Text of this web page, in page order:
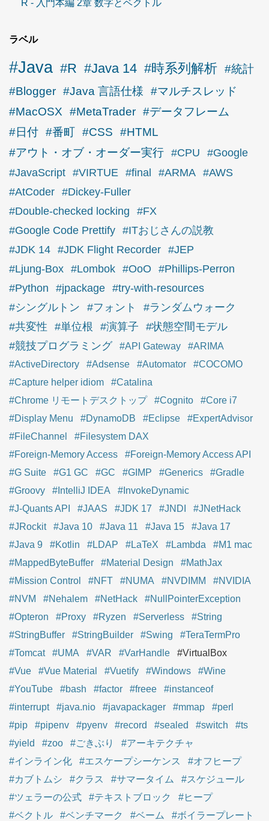
R - 入門本編 2章 数字とベクトル
ラベル
#Java #R #Java 14 #時系列解析 #統計
#Blogger #Java 言語仕様
#マルチスレッド
#MacOSX
#MetaTrader #データフレーム
#日付 #番町 #CSS
#HTML
#アウト・オブ・オーダー実行 #CPU
#Google
#JavaScript #VIRTUE #final #ARMA #AWS
#AtCoder #Dickey-Fuller
#Double-checked locking
#FX
#Google Code Prettify #ITおじさんの説教
#JDK 14 #JDK Flight Recorder #JEP
#Ljung-Box #Lombok #OoO
#Phillips-Perron
#Python
#jpackage #try-with-resources
#シングルトン
#フォント
#ランダムウォーク
#共変性
#単位根 #演算子
#状態空間モデル
#競技プログラミング
#API Gateway
#ARIMA
#ActiveDirectory
#Adsense #Automator
#COCOMO
#Capture helper idiom
#Catalina
#Chrome リモートデスクトップ
#Cognito
#Core i7
#Display Menu
#DynamoDB #Eclipse
#ExpertAdvisor
#FileChannel
#Filesystem DAX
#Foreign-Memory Access
#Foreign-Memory Access API
#G Suite
#G1 GC #GC #GIMP #Generics
#Gradle
#Groovy
#IntelliJ IDEA
#InvokeDynamic
#J-Quants API
#JAAS #JDK 17 #JNDI
#JNetHack
#JRockit
#Java 10 #Java 11 #Java 15
#Java 17
#Java 9
#Kotlin #LDAP #LaTeX #Lambda
#M1 mac
#MappedByteBuffer
#Material Design
#MathJax
#Mission Control
#NFT #NUMA #NVDIMM
#NVIDIA
#NVM
#Nehalem #NetHack
#NullPointerException
#Opteron
#Proxy #Ryzen #Serverless
#String
#StringBuffer
#StringBuilder #Swing
#TeraTermPro
#Tomcat
#UMA #VAR #VarHandle
#VirtualBox
#Vue
#Vue Material #Vuetify #Windows
#Wine
#YouTube
#bash #factor #freee
#instanceof
#interrupt
#java.nio #javapackager #mmap
#perl
#pip
#pipenv #pyenv #record #sealed #switch
#ts
#yield
#zoo #ごきぶり
#アーキテクチャ
#インライン化
#エスケープシーケンス
#オフヒープ
#カブトムシ
#クラス #サマータイム
#スケジュール
#ツェラーの公式
#テキストブロック
#ヒープ
#ベクトル
#ベンチマーク #ベーム
#ボイラープレート